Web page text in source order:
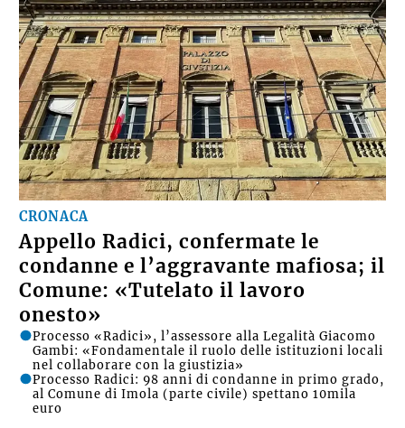
CRONACA
Appello Radici, confermate le
condanne e l’aggravante mafiosa; il
Comune: «Tutelato il lavoro
onesto»
Processo «Radici», l’assessore alla Legalità Giacomo
Gambi: «Fondamentale il ruolo delle istituzioni locali
nel collaborare con la giustizia»
Processo Radici: 98 anni di condanne in primo grado,
al Comune di Imola (parte civile) spettano 10mila
euro